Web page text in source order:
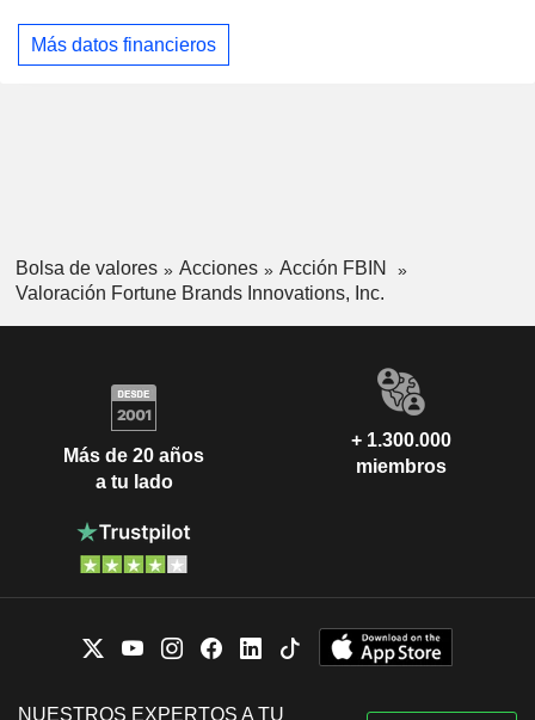
Más datos financieros
Bolsa de valores Acciones
Acción FBIN
Valoración Fortune Brands Innovations, Inc.
Más de 20 años
a tu lado
+ 1.300.000
miembros
NUESTROS EXPERTOS A TU